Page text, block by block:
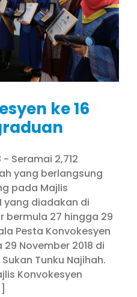
ke 16
- Seramai 2,712
yang berlangsung
pada Majlis
yang diadakan di
bermula 27 hingga 29
Pesta Konvokesyen
November 2018 di
Tunku Najihah.
Konvokesyen